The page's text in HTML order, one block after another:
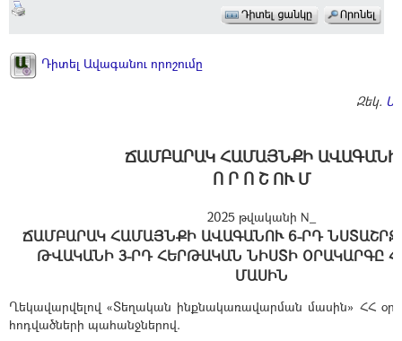
Դիտել Ավագանու որոշումը
Զեկ.
ՃԱՄԲԱՐԱԿ ՀԱՄԱՅՆՔԻ ԱՎԱԳԱՆԻ
Ո Ր Ո Շ ՈՒ Մ
2025 թվականի N_
ՃԱՄԲԱՐԱԿ ՀԱՄԱՅՆՔԻ ԱՎԱԳԱՆՈՒ 6-ՐԴ
ԹՎԱԿԱՆԻ 3-ՐԴ ՀԵՐԹԱԿԱՆ ՆԻՍՏԻ ՕՐԱԿԱՐԳԸ
ՄԱՍԻՆ
Ղեկավարվելով «Տեղական ինքնակառավարման մասին» ՀՀ
հոդվածների պահանջներով.